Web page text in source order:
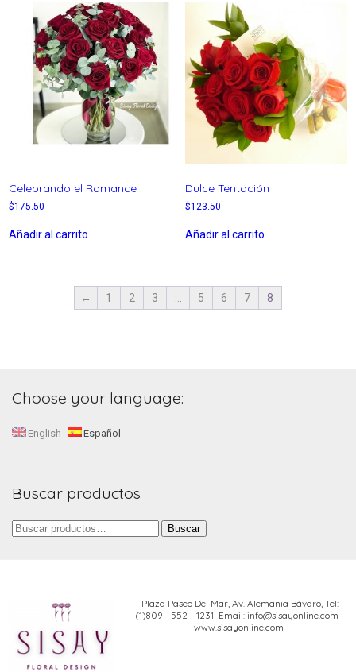
Celebrando el Romance
$175.50
Añadir al carrito
Dulce Tentación
$123.50
Añadir al carrito
← 1 2 3 5 6 7 8
Choose your language:
English Español
Buscar productos
Buscar
Buscar
Plaza Paseo Del Mar, Av. Alemania Bávaro, Tel:
(1)809 - 552 - 1231 Email: info@sisayonline.com
www.sisayonline.com